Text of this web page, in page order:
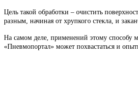
Цель такой обработки – очистить
разным, начиная от хрупкого стекла, и
На самом деле, применений этому способу
«Пневмопортал» может похвастаться и